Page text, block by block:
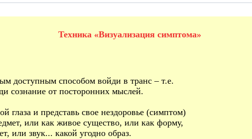
Техника «Визуализация симптома»
доступным способом войди в транс – т.е.
сознание от посторонних мыслей.
глаза и представь свое нездоровье (симптом)
или как живое существо, или как форму,
или звук... какой угодно образ.